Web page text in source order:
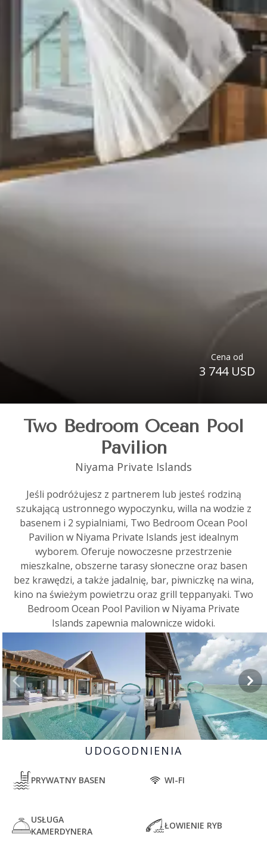
Cena od
3 744 USD
Two Bedroom Ocean Pool
Pavilion
Niyama Private Islands
Jeśli podróżujesz z partnerem lub jesteś rodziną
szukającą ustronnego wypoczynku, willa na wodzie z
basenem i 2 sypialniami, Two Bedroom Ocean Pool
Pavilion w Niyama Private Islands jest idealnym
wyborem. Oferuje nowoczesne przestrzenie
mieszkalne, obszerne tarasy słoneczne oraz basen
bez krawędzi, a także jadalnię, bar, piwniczkę na wina,
kino na świeżym powietrzu oraz grill teppanyaki. Two
Bedroom Ocean Pool Pavilion w Niyama Private
Islands zapewnia malownicze widoki.
UDOGODNIENIA
PRYWATNY BASEN WI-FI
USŁUGA
KAMERDYNERA
ŁOWIENIE RYB